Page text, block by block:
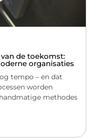
de toekomst:
organisaties
tempo – en dat
worden
methodes